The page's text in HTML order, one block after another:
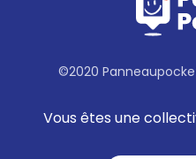
©2020
Vous êtes une